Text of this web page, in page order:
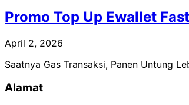
Promo Top Up Ewallet
April 2, 2026
Saatnya Gas Transaksi, Panen Untung
Alamat